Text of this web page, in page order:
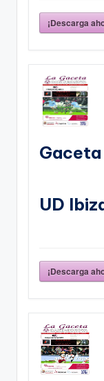
¡Descarga
UD
¡Descarga